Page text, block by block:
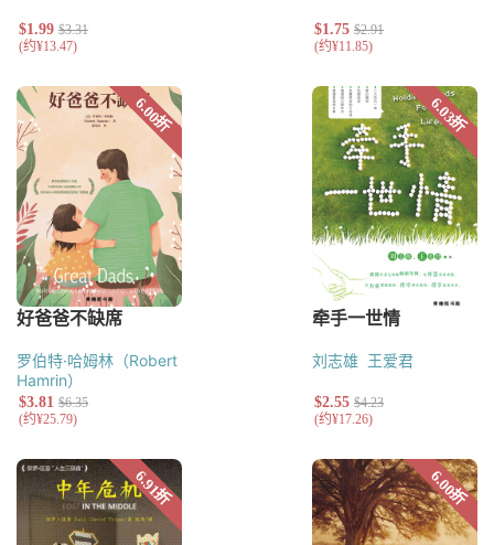
罗伯特·哈姆林（Robert
Hamrin）
刘志雄 王爱君